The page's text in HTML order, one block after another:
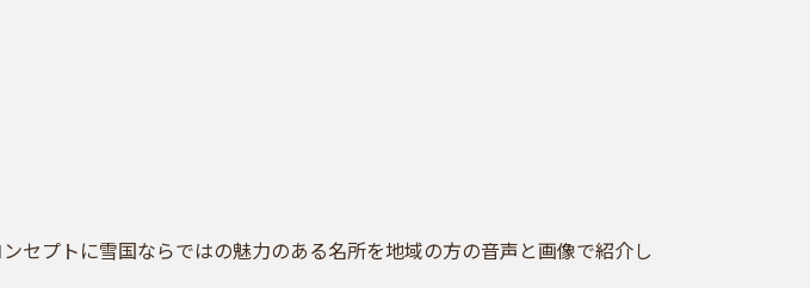
セプトに雪国ならではの魅力のある名所を地域の方の音声と画像で紹介し